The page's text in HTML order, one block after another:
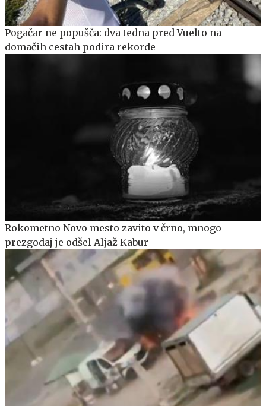
Pogačar ne popušča: dva tedna pred Vuelto na
domačih cestah podira rekorde
Rokometno Novo mesto zavito v črno, mnogo
prezgodaj je odšel Aljaž Kabur